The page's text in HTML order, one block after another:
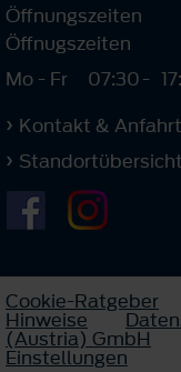
Öffnungszeiten
Öffnugszeiten
Mo - Fr
07:30-
Kontakt & Anfahrt
Standortübersicht
Cookie-Ratgeber
Hinweise
(Austria) GmbH
Einstellungen